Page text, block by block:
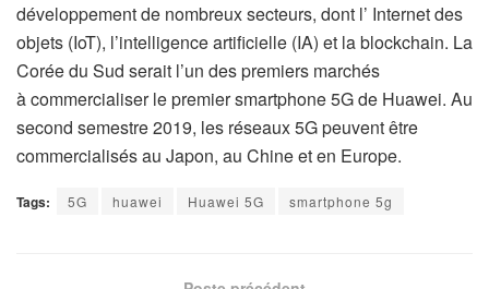
développement de nombreux secteurs, dont l’ Internet des
objets (IoT), l’intelligence artificielle (IA) et la blockchain. La
Corée du Sud serait l’un des premiers marchés
à commercialiser le premier smartphone 5G de Huawei. Au
second semestre 2019, les réseaux 5G peuvent être
commercialisés au Japon, au Chine et en Europe.
Tags: 5G huawei Huawei 5G smartphone 5g